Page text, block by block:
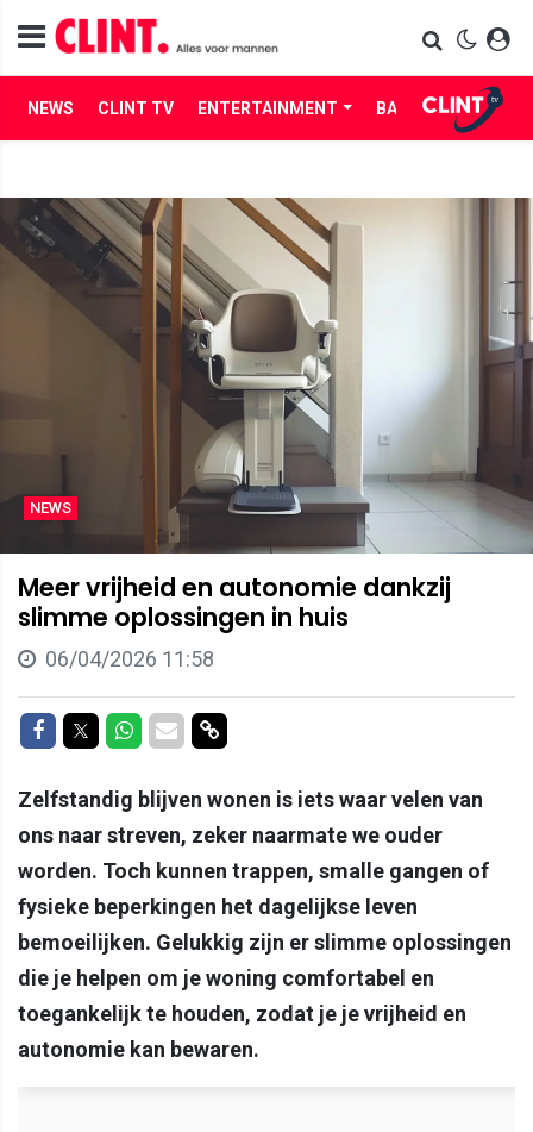
NEWS CLINT TV ENTERTAINMENT BABES LIFE
NEWS
Meer vrijheid en autonomie dankzij
slimme oplossingen in huis
06/04/2026 11:58
Delen op Facebook
Delen op Twitter
Delen op Whatsapp
Delen via Mail
Delen via link
Zelfstandig blijven wonen is iets waar velen van
ons naar streven, zeker naarmate we ouder
worden. Toch kunnen trappen, smalle gangen of
fysieke beperkingen het dagelijkse leven
bemoeilijken. Gelukkig zijn er slimme oplossingen
die je helpen om je woning comfortabel en
toegankelijk te houden, zodat je je vrijheid en
autonomie kan bewaren.